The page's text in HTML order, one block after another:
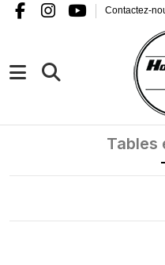
Contactez-
Tables